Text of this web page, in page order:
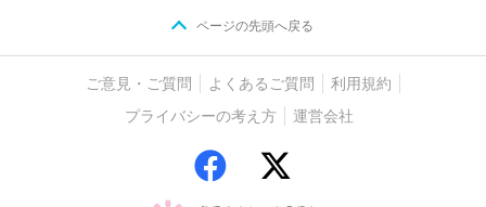
ページの先頭へ戻る
ご意見・ご質問 よくあるご質問
利用規約
プライバシーの考え方
運営会社